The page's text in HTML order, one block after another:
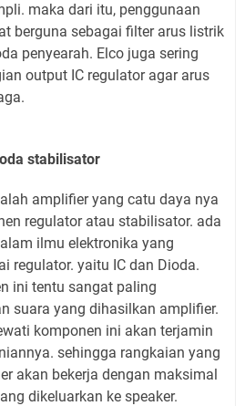
maka dari itu, penggunaan
berguna sebagai filter arus listrik
penyearah. Elco juga sering
output IC regulator agar arus
stabilisator
amplifier yang catu daya nya
regulator atau stabilisator. ada
ilmu elektronika yang
regulator. yaitu IC dan Dioda.
ini tentu sangat paling
suara yang dihasilkan amplifier.
komponen ini akan terjamin
sehingga rangkaian yang
akan bekerja dengan maksimal
dikeluarkan ke speaker.